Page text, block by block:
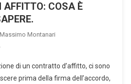
AFFITTO: COSA È
Massimo Montanari
On
DEPOSITO
CAUZIONALE
di un contratto d’affitto, ci sono
prima della firma dell’accordo,